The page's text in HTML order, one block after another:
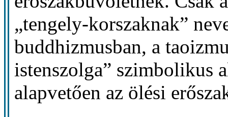
„tengely-korszaknak”
buddhizmusban, a
istenszolga” szimbolikus
alapvetően az ölési